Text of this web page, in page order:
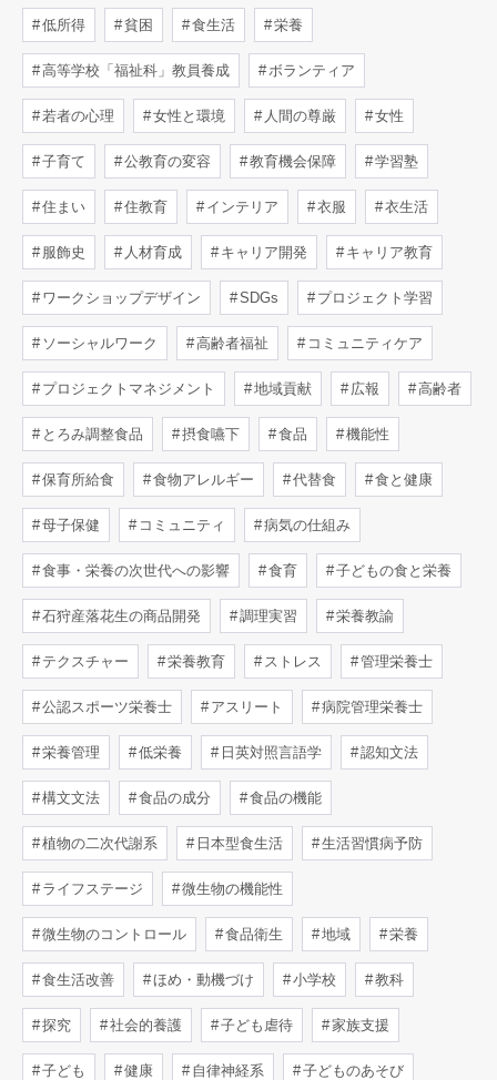
低所得 貧困 食生活 栄養
高等学校「福祉科」教員養成 ボランティア
若者の心理 女性と環境 人間の尊厳 女性
子育て 公教育の変容 教育機会保障 学習塾
住まい 住教育 インテリア 衣服 衣生活
服飾史 人材育成 キャリア開発 キャリア教育
ワークショップデザイン SDGs プロジェクト学習
ソーシャルワーク 高齢者福祉 コミュニティケア
プロジェクトマネジメント 地域貢献 広報 高齢者
とろみ調整食品 摂食嚥下 食品 機能性
保育所給食 食物アレルギー 代替食 食と健康
母子保健 コミュニティ 病気の仕組み
食事・栄養の次世代への影響 食育 子どもの食と栄養
石狩産落花生の商品開発 調理実習 栄養教諭
テクスチャー 栄養教育 ストレス 管理栄養士
公認スポーツ栄養士 アスリート 病院管理栄養士
栄養管理 低栄養 日英対照言語学 認知文法
構文文法 食品の成分 食品の機能
植物の二次代謝系 日本型食生活 生活習慣病予防
ライフステージ 微生物の機能性
微生物のコントロール 食品衛生 地域 栄養
食生活改善 ほめ・動機づけ 小学校 教科
探究 社会的養護 子ども虐待 家族支援
子ども 健康 自律神経系 子どものあそび